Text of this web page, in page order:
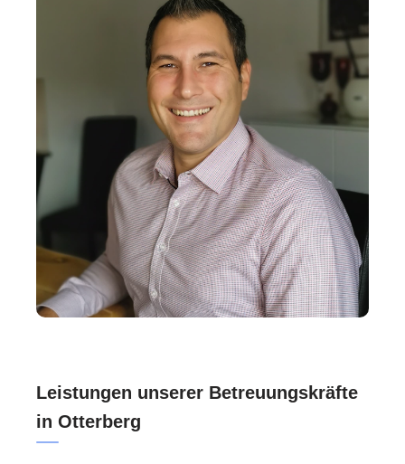
Leistungen unserer Betreuungskräfte
in Otterberg